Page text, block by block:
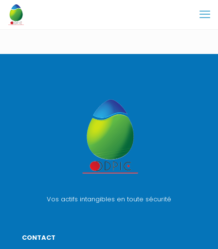
Vos actifs intangibles en toute sécurité
CONTACT